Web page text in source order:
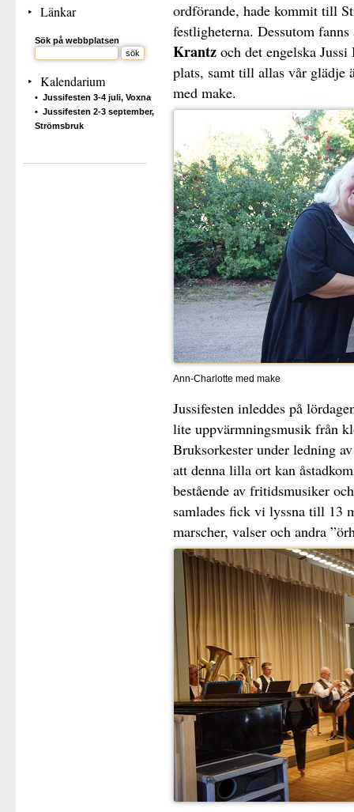
Länkar
Sök på webbplatsen
Kalendarium
Jussifesten 3-4 juli, Voxna
Jussifesten 2-3 september,
Strömsbruk
ordförande, hade kommit till
festligheterna. Dessutom
Krantzoch det engelska
plats, samt till allas vår glädje
med make.
Ann-Charlotte med make
Jussifesten inleddes på
lite uppvärmningsmusik från
Bruksorkester under ledning
att denna lilla ort kan
bestående av fritidsmusiker
samlades fick vi lyssna till 13
marscher, valser och andra